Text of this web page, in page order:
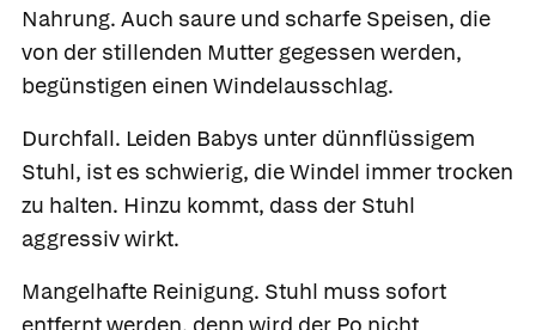
Nahrung. Auch saure und scharfe Speisen, die
von der stillenden Mutter gegessen werden,
begünstigen einen Windelausschlag.
Durchfall. Leiden Babys unter dünnflüssigem
Stuhl, ist es schwierig, die Windel immer trocken
zu halten. Hinzu kommt, dass der Stuhl
aggressiv wirkt.
Mangelhafte Reinigung. Stuhl muss sofort